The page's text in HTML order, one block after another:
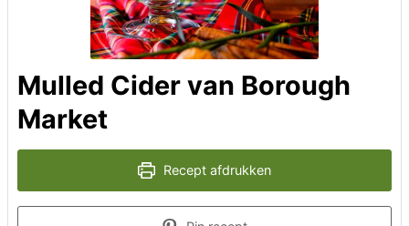
Mulled Cider van Borough
Market
Recept afdrukken